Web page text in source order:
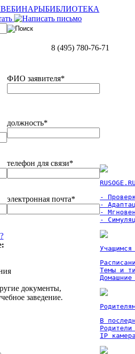
ВЕБИНАРЫБИБЛИОТЕКА
8 (495) 780-76-71
ФИО заявителя*
должность*
телефон для связи*
электронная почта*
документы,
заведение.
-
-
-
-
Темы и
Домашние
В
IP